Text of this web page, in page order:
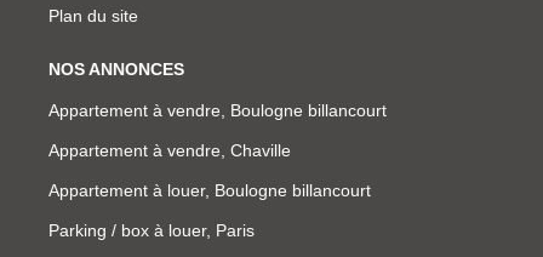
Plan du site
NOS ANNONCES
Appartement à vendre, Boulogne billancourt
Appartement à vendre, Chaville
Appartement à louer, Boulogne billancourt
Parking / box à louer, Paris